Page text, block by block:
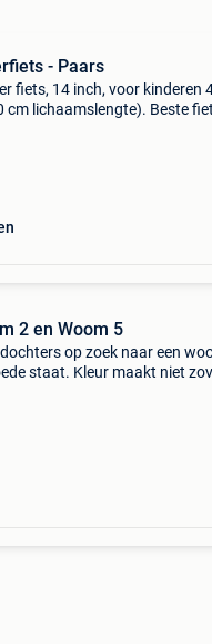
- Paars
fiets, 14 inch, voor kinderen
cm lichaamslengte). Beste
2 en Woom 5
op zoek naar een
staat. Kleur maakt niet